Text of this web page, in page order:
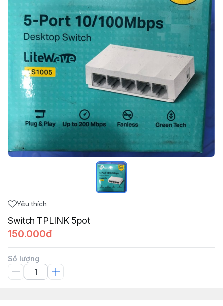
Yêu thích
Switch TPLINK 5pot
150.000đ
Số lượng